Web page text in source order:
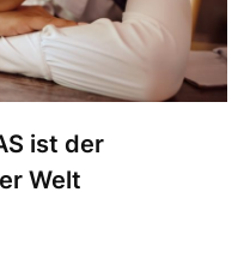
ist der
Welt